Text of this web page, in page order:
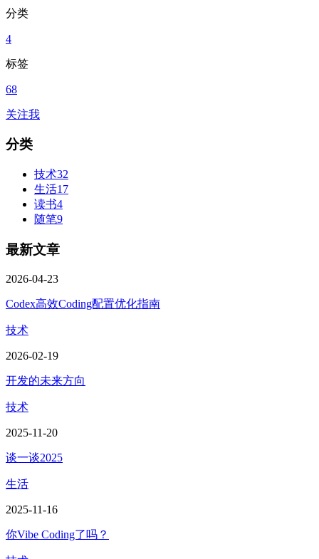
分类
4
标签
68
关注我
分类
技术32
生活17
读书4
随笔9
最新文章
2026-04-23
Codex高效Coding配置优化指南
技术
2026-02-19
开发的未来方向
技术
2025-11-20
谈一谈2025
生活
2025-11-16
你Vibe Coding了吗？